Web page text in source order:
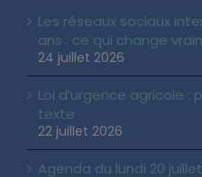
Les réseaux sociaux
ans : ce qui change
24 juillet 2026
Loi d’urgence agricole :
texte
22 juillet 2026